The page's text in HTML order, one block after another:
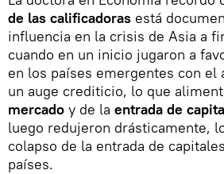
de las calificadoras está
influencia en la crisis de Asia a
cuando en un inicio jugaron a
en los países emergentes con el
un auge crediticio, lo que
mercado y de la entrada de
luego redujeron drásticamente,
colapso de la entrada de
países.